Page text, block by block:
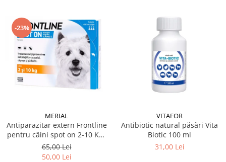
-23%
MERIAL
Antiparazitar extern Frontline
pentru câini spot on 2-10 KG,
1 pipetă
65,00 Lei
50,00 Lei
VITAFOR
Antibiotic natural păsări Vita
Biotic 100 ml
31,00 Lei